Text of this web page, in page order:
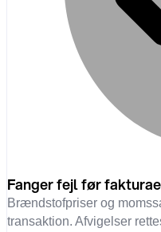
Fanger fejl før
Brændstofpriser og
transaktion. Afvigelser